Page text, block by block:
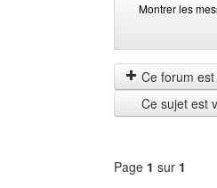
Montrer les
les
messages
depuis
by
Ce forum
Ce sujet est
Page 1 sur 1